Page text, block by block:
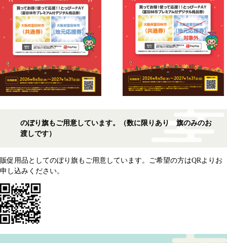
のぼり旗もご用意しています。（数に限りあり 旗のみのお
渡しです）
販促用品としてのぼり旗もご用意しています。ご希望の方はQRよりお
申し込みください。